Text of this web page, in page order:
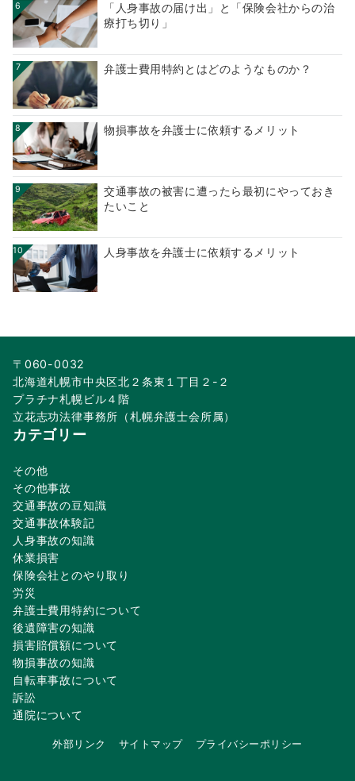
6
「人身事故の届け出」と「保険会社からの治
療打ち切り」
7 弁護士費用特約とはどのようなものか？
8 物損事故を弁護士に依頼するメリット
9
交通事故の被害に遭ったら最初にやっておき
たいこと
10 人身事故を弁護士に依頼するメリット
〒060-0032
北海道札幌市中央区北２条東１丁目２-２
プラチナ札幌ビル４階
立花志功法律事務所（札幌弁護士会所属）
カテゴリー
その他
その他事故
交通事故の豆知識
交通事故体験記
人身事故の知識
休業損害
保険会社とのやり取り
労災
弁護士費用特約について
後遺障害の知識
損害賠償額について
物損事故の知識
自転車事故について
訴訟
通院について
外部リンク サイトマップ プライバシーポリシー